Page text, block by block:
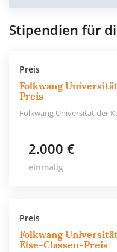
Stipendien für
Preis
Folkwang
Preis
Folkwang Universität der
2.000 €
einmalig
Preis
Folkwang
Else-Classen-Preis